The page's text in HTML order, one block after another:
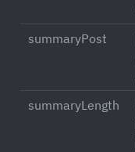
summaryPost
summaryLength